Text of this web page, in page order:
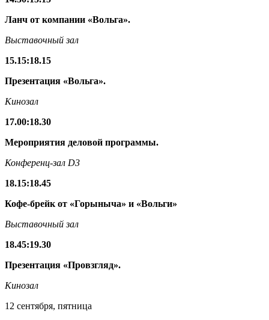
Ланч от компании «Вольга».
Выставочный зал
15.15:18.15
Презентация «Вольга».
Кинозал
17.00:18.30
Мероприятия деловой программы.
Конференц-зал D3
18.15:18.45
Кофе-брейк от «Горыныча» и «Вольги»
Выставочный зал
18.45:19.30
Презентация «Провзгляд».
Кинозал
12 сентября, пятница